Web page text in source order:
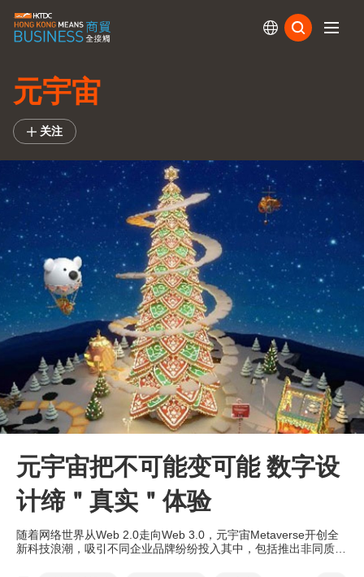
元宇宙
关注
元宇宙把不可能变可能 数字设
计缔＂真实＂体验
随着网络世界从Web 2.0走向Web 3.0，元宇宙Metaverse开创全
新科技浪潮，吸引不同企业品牌纷纷投入其中，包括推出非同质化